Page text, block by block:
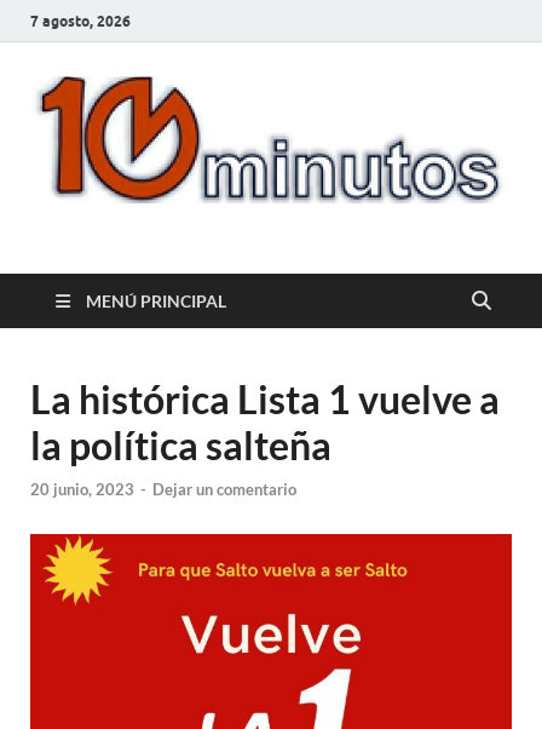
7 agosto, 2026
10minutos.com.uy
MENÚ PRINCIPAL
La histórica Lista 1 vuelve a
la política salteña
20 junio, 2023 - Dejar un comentario